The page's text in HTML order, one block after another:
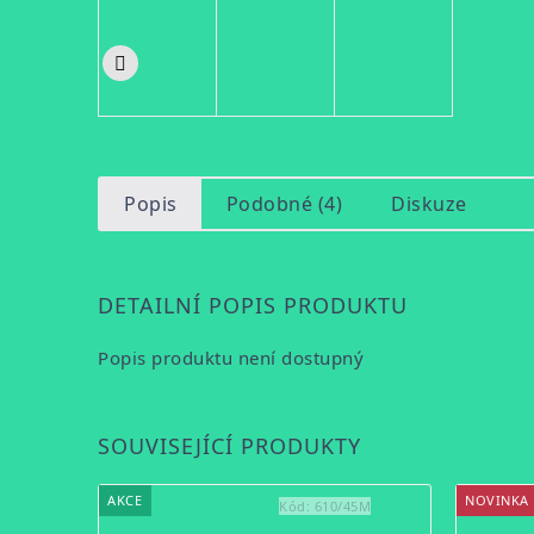
Popis Podobné (4) Diskuze
DETAILNÍ POPIS PRODUKTU
Popis produktu není dostupný
SOUVISEJÍCÍ PRODUKTY
AKCE Kód: 610/45M NOVINKA